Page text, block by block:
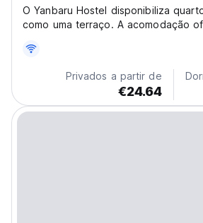
O Yanbaru Hostel disponibiliza
como uma terraço. A acomodação
Privados a partir de
€24.64